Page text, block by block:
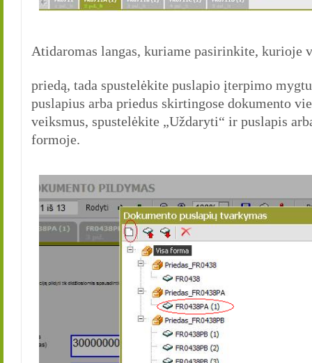
Atidaromas langas, kuriame pasirinkite, kurioje
priedą, tada spustelėkite puslapio įterpimo
puslapius arba priedus skirtingose dokumento
veiksmus, spustelėkite „Uždaryti“ ir puslapis
formoje.